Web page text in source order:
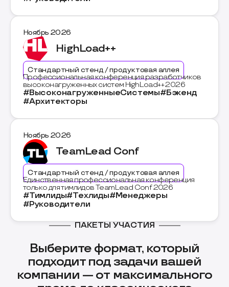
Ноябрь 2026
HighLoad++
Стандартный стенд / продуктовая аллея
Профессиональная конференция разработчиков
высоконагруженных систем HighLoad++ 2026
#ВысоконагруженныеСистемы#Бэкенд
#Архитекторы
Ноябрь 2026
TeamLead Conf
Стандартный стенд / продуктовая аллея
Единственная профессиональная конференция
только для тимлидов TeamLead Conf 2026
#Тимлиды#Техлиды#Менеджеры
#Руководители
ПАКЕТЫ УЧАСТИЯ
Выберите формат, который
подходит под задачи вашей
компании — от максимального